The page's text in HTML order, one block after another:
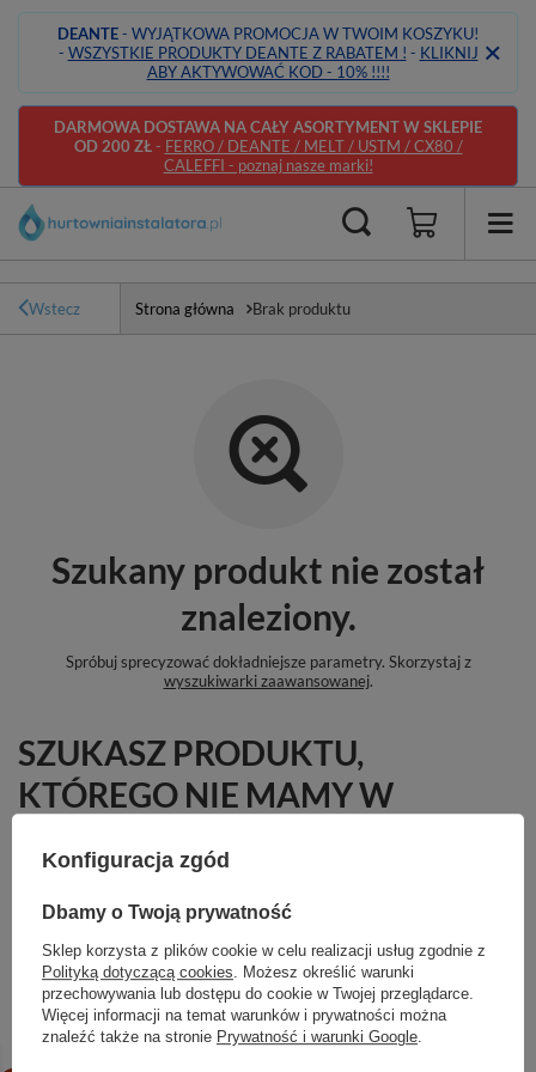
DEANTE- WYJĄTKOWA PROMOCJA W TWOIM KOSZYKU!
- WSZYSTKIE PRODUKTY DEANTE Z RABATEM ! - KLIKNIJ
ABY AKTYWOWAĆ KOD - 10% !!!!
DARMOWA DOSTAWA NA CAŁY ASORTYMENT W SKLEPIE
OD 200 ZŁ- FERRO / DEANTE / MELT / USTM / CX80 /
CALEFFI - poznaj nasze marki!
Wstecz Strona główna Brak produktu
Szukany produkt nie został
znaleziony.
Spróbuj sprecyzować dokładniejsze parametry. Skorzystaj z
wyszukiwarki zaawansowanej.
SZUKASZ PRODUKTU,
KTÓREGO NIE MAMY W
naszym sklepie, możesz skorzystać ze specjalnego formularza i przesłać
zalogowany.
Konfiguracja zgód
Dbamy o Twoją prywatność
Sklep korzysta z plików cookie w celu realizacji usług zgodnie z
Polityką dotyczącą cookies . Możesz określić warunki
przechowywania lub dostępu do cookie w Twojej przeglądarce.
Więcej informacji na temat warunków i prywatności można
znaleźć także na stronie Prywatność i warunki Google